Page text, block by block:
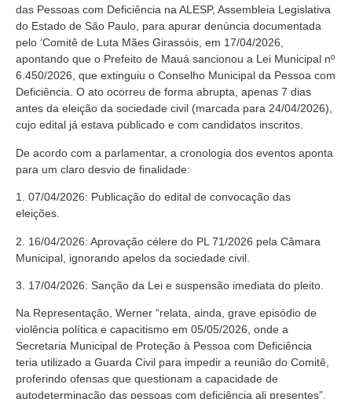
das Pessoas com Deficiência na ALESP, Assembleia Legislativa
do Estado de São Paulo, para apurar denúncia documentada
pelo ‘Comitê de Luta Mães Girassóis, em 17/04/2026,
apontando que o Prefeito de Mauá sancionou a Lei Municipal nº
6.450/2026, que extinguiu o Conselho Municipal da Pessoa com
Deficiência. O ato ocorreu de forma abrupta, apenas 7 dias
antes da eleição da sociedade civil (marcada para 24/04/2026),
cujo edital já estava publicado e com candidatos inscritos.
De acordo com a parlamentar, a cronologia dos eventos aponta
para um claro desvio de finalidade:
1. 07/04/2026: Publicação do edital de convocação das
eleições.
2. 16/04/2026: Aprovação célere do PL 71/2026 pela Câmara
Municipal, ignorando apelos da sociedade civil.
3. 17/04/2026: Sanção da Lei e suspensão imediata do pleito.
Na Representação, Werner “relata, ainda, grave episódio de
violência política e capacitismo em 05/05/2026, onde a
Secretaria Municipal de Proteção à Pessoa com Deficiência
teria utilizado a Guarda Civil para impedir a reunião do Comitê,
proferindo ofensas que questionam a capacidade de
autodeterminação das pessoas com deficiência ali presentes”.